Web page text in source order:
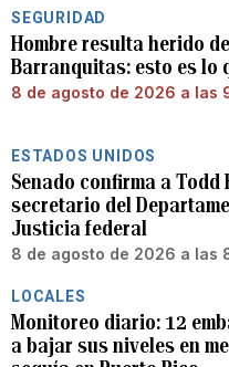
SEGURIDAD
Hombre resulta herido
Barranquitas: esto es lo
8 de agosto de 2026 a las
ESTADOS UNIDOS
Senado confirma a Todd
secretario del
Justicia federal
8 de agosto de 2026 a las
LOCALES
Monitoreo diario: 12
a bajar sus niveles en